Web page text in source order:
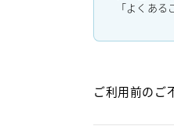
「よくあ
ご利用前のご